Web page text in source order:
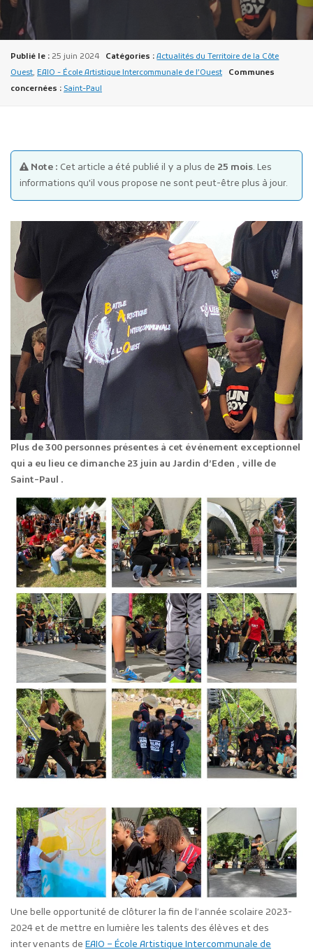
Plans d'accès
Publié le : 25 juin 2024 Catégories : Actualités du Territoire de la Côte
Ouest, EAIO - École Artistique Intercommunale de l’Ouest
Communes
concernées : Saint-Paul
Note : Cet article a été publié il y a plus de 25 mois. Les
informations qu'il vous propose ne sont peut-être plus à jour.
Plus de 300 personnes présentes à cet événement exceptionnel
qui a eu lieu ce dimanche 23 juin au Jardin d’Eden , ville de
Saint-Paul .
Une belle opportunité de clôturer la fin de l’année scolaire 2023-
2024 et de mettre en lumière les talents des élèves et des
intervenants de EAIO – École Artistique Intercommunale de